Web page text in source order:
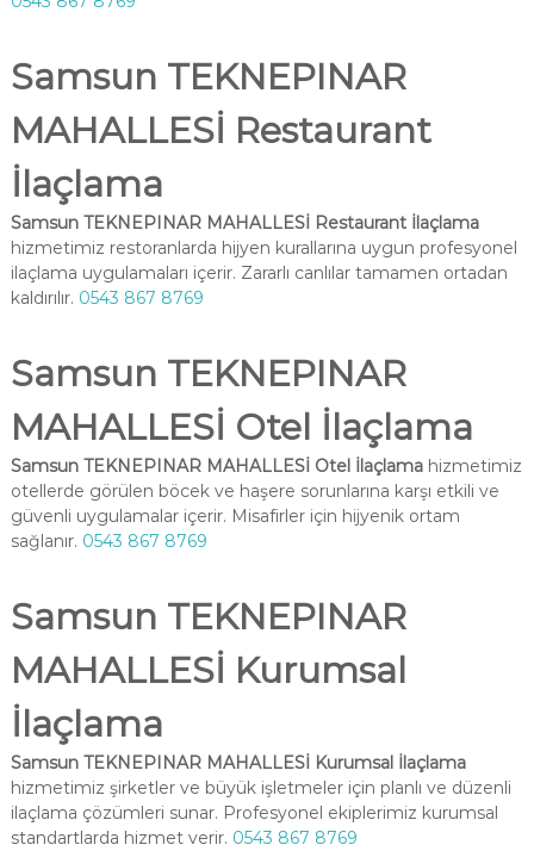
Samsun TEKNEPINAR
MAHALLESİ Restaurant
İlaçlama
Samsun TEKNEPINAR MAHALLESİ Restaurant İlaçlama
hizmetimiz restoranlarda hijyen kurallarına uygun profesyonel
ilaçlama uygulamaları içerir. Zararlı canlılar tamamen ortadan
kaldırılır. 0543 867 8769
Samsun TEKNEPINAR
MAHALLESİ Otel İlaçlama
Samsun TEKNEPINAR MAHALLESİ Otel İlaçlamahizmetimiz
otellerde görülen böcek ve haşere sorunlarına karşı etkili ve
güvenli uygulamalar içerir. Misafirler için hijyenik ortam
sağlanır. 0543 867 8769
Samsun TEKNEPINAR
MAHALLESİ Kurumsal
İlaçlama
Samsun TEKNEPINAR MAHALLESİ Kurumsal İlaçlama
hizmetimiz şirketler ve büyük işletmeler için planlı ve düzenli
ilaçlama çözümleri sunar. Profesyonel ekiplerimiz kurumsal
standartlarda hizmet verir. 0543 867 8769